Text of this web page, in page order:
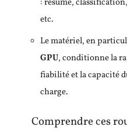
: résumé,
etc.
Le matériel, en
GPU, conditionne la
fiabilité et la capacité
charge.
Comprendre ces